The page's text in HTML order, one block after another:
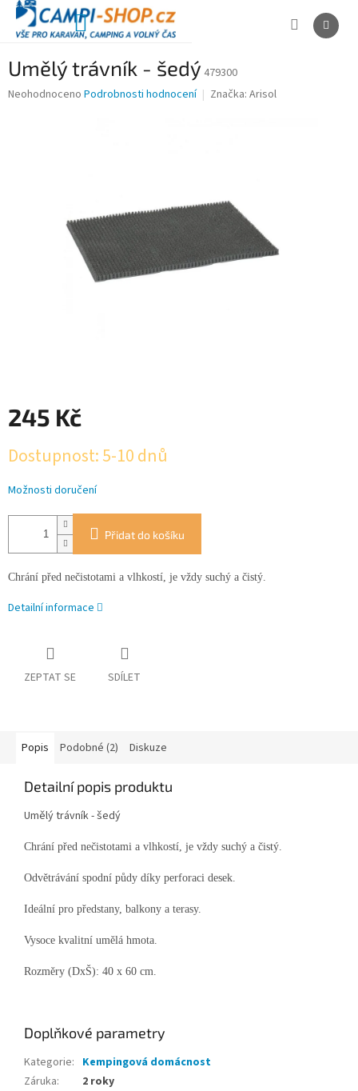
Přejít
obsah
NÁKUPNÍ
Umělý trávník - šedý 479300
Průměrné
Neohodnoceno Podrobnosti hodnocení Značka: Arisol
245 Kč
cena:
Dostupnost: 5-10 dnů
Možnosti doručení
Přidat do košíku
Chrání před nečistotami a vlhkostí, je vždy suchý a čistý.
Detailní informace
ZEPTAT SE SDÍLET
Popis Podobné (2) Diskuze
Detailní popis produktu
Umělý trávník - šedý
Chrání před nečistotami a vlhkostí, je vždy suchý a čistý.
Odvětrávání spodní půdy díky perforaci desek.
Ideální pro předstany, balkony a terasy.
Vysoce kvalitní umělá hmota.
Rozměry (DxŠ): 40 x 60 cm.
Doplňkové parametry
Kategorie: Kempingová domácnost
Záruka:
2 roky